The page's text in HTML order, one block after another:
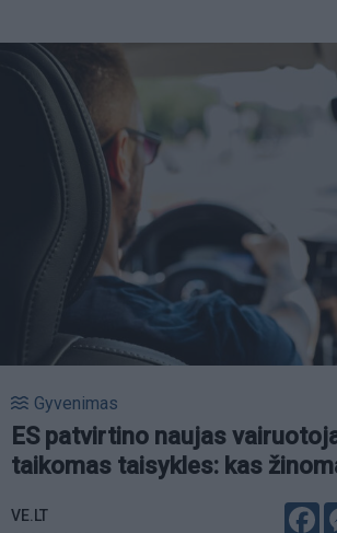
Gyvenimas
ES patvirtino naujas
taikomas taisykles: kas
VE.LT